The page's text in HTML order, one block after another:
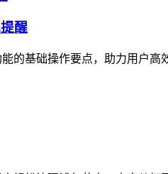
醒
的基础操作要点，助力用户